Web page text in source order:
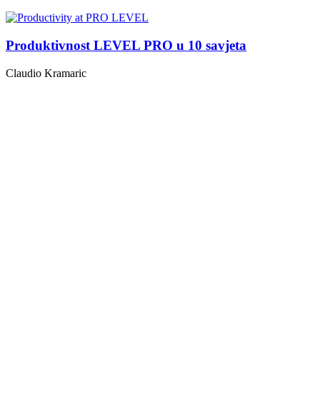
Produktivnost LEVEL PRO u 10 savjeta
Claudio Kramaric